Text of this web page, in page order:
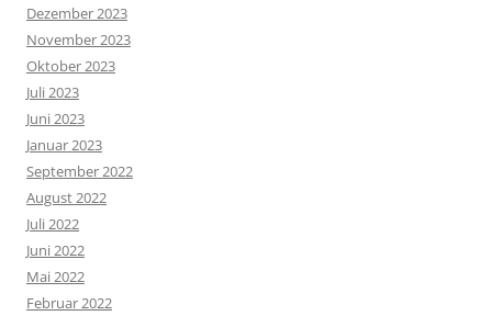
Dezember 2023
November 2023
Oktober 2023
Juli 2023
Juni 2023
Januar 2023
September 2022
August 2022
Juli 2022
Juni 2022
Mai 2022
Februar 2022